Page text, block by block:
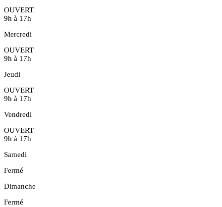
OUVERT
9h à 17h
Mercredi
OUVERT
9h à 17h
Jeudi
OUVERT
9h à 17h
Vendredi
OUVERT
9h à 17h
Samedi
Fermé
Dimanche
Fermé